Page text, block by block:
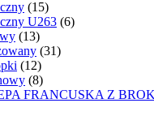
(15)
U263 (6)
(13)
(31)
(12)
(8)
FRANCUSKA Z